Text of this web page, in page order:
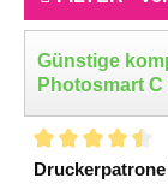
Günstige
Photosmart C